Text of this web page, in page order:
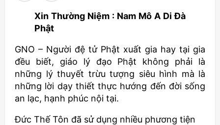
Xin Thường Niệm : Nam Mô A Di Đà
Phật
GNO – Người đệ tử Phật xuất gia hay tại gia
đều biết, giáo lý đạo Phật không phải là
những lý thuyết trừu tượng siêu hình mà là
những lời dạy thiết thực hướng đến đời sống
an lạc, hạnh phúc nội tại.
Đức Thế Tôn đã sử dụng nhiều phương tiện